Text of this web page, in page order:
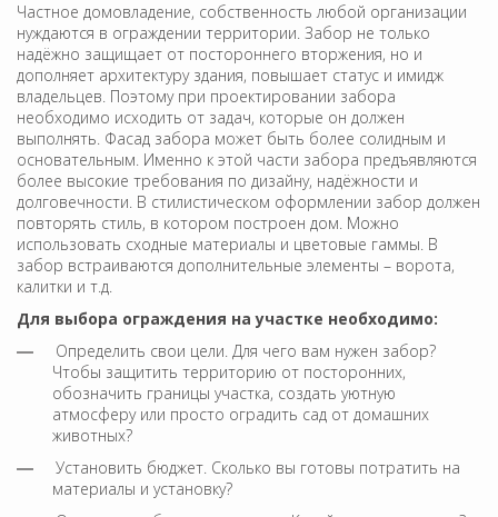
Частное домовладение, собственность любой организации
нуждаются в ограждении территории. Забор не только
надёжно защищает от постороннего вторжения, но и
дополняет архитектуру здания, повышает статус и имидж
владельцев. Поэтому при проектировании забора
необходимо исходить от задач, которые он должен
выполнять. Фасад забора может быть более солидным и
основательным. Именно к этой части забора предъявляются
более высокие требования по дизайну, надёжности и
долговечности. В стилистическом оформлении забор должен
повторять стиль, в котором построен дом. Можно
использовать сходные материалы и цветовые гаммы. В
забор встраиваются дополнительные элементы – ворота,
калитки и т.д.
Для выбора ограждения на участке необходимо:
Определить свои цели. Для чего вам нужен забор?
Чтобы защитить территорию от посторонних,
обозначить границы участка, создать уютную
атмосферу или просто оградить сад от домашних
животных?
Установить бюджет. Сколько вы готовы потратить на
материалы и установку?